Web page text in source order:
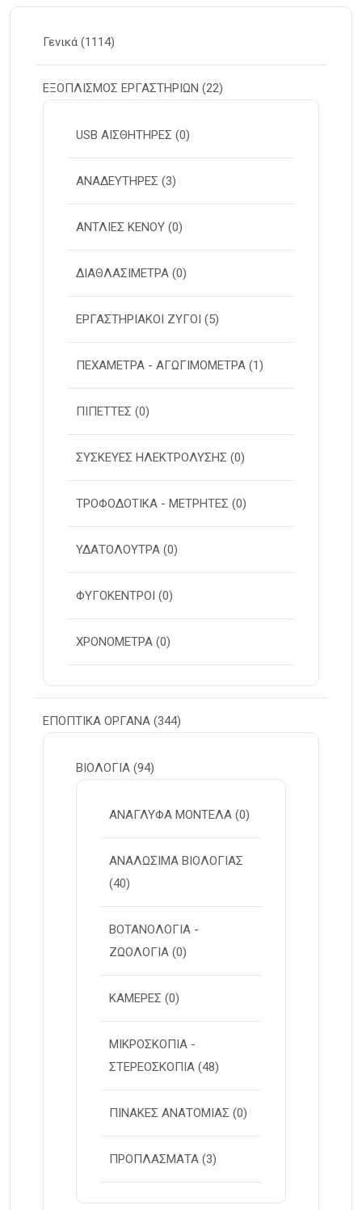
Γενικά (1114)
ΕΞΟΠΛΙΣΜΟΣ ΕΡΓΑΣΤΗΡΙΩΝ (22)
USB ΑΙΣΘΗΤΗΡΕΣ (0)
ΑΝΑΔΕΥΤΗΡΕΣ (3)
ΑΝΤΛΙΕΣ ΚΕΝΟΥ (0)
ΔΙΑΘΛΑΣΙΜΕΤΡΑ (0)
ΕΡΓΑΣΤΗΡΙΑΚΟΙ ΖΥΓΟΙ (5)
ΠΕΧΑΜΕΤΡΑ - ΑΓΩΓΙΜΟΜΕΤΡΑ (1)
ΠΙΠΕΤΤΕΣ (0)
ΣΥΣΚΕΥΕΣ ΗΛΕΚΤΡΟΛΥΣΗΣ (0)
ΤΡΟΦΟΔΟΤΙΚΑ - ΜΕΤΡΗΤΕΣ (0)
ΥΔΑΤΟΛΟΥΤΡΑ (0)
ΦΥΓΟΚΕΝΤΡΟΙ (0)
ΧΡΟΝΟΜΕΤΡΑ (0)
ΕΠΟΠΤΙΚΑ ΟΡΓΑΝΑ (344)
ΒΙΟΛΟΓΙΑ (94)
ΑΝΑΓΛΥΦΑ ΜΟΝΤΕΛΑ (0)
ΑΝΑΛΩΣΙΜΑ ΒΙΟΛΟΓΙΑΣ
(40)
ΒΟΤΑΝΟΛΟΓΙΑ -
ΖΩΟΛΟΓΙΑ (0)
ΚΑΜΕΡΕΣ (0)
ΜΙΚΡΟΣΚΟΠΙΑ -
ΣΤΕΡΕOΣΚΟΠΙΑ (48)
ΠΙΝΑΚΕΣ ΑΝΑΤΟΜΙΑΣ (0)
ΠΡΟΠΛΑΣΜΑΤΑ (3)